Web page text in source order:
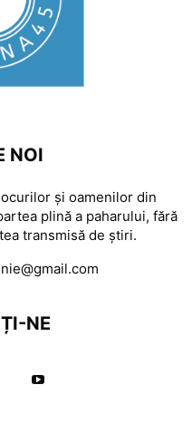
NOI
și oamenilor din
plină a paharului, fără
transmisă de știri.
NE